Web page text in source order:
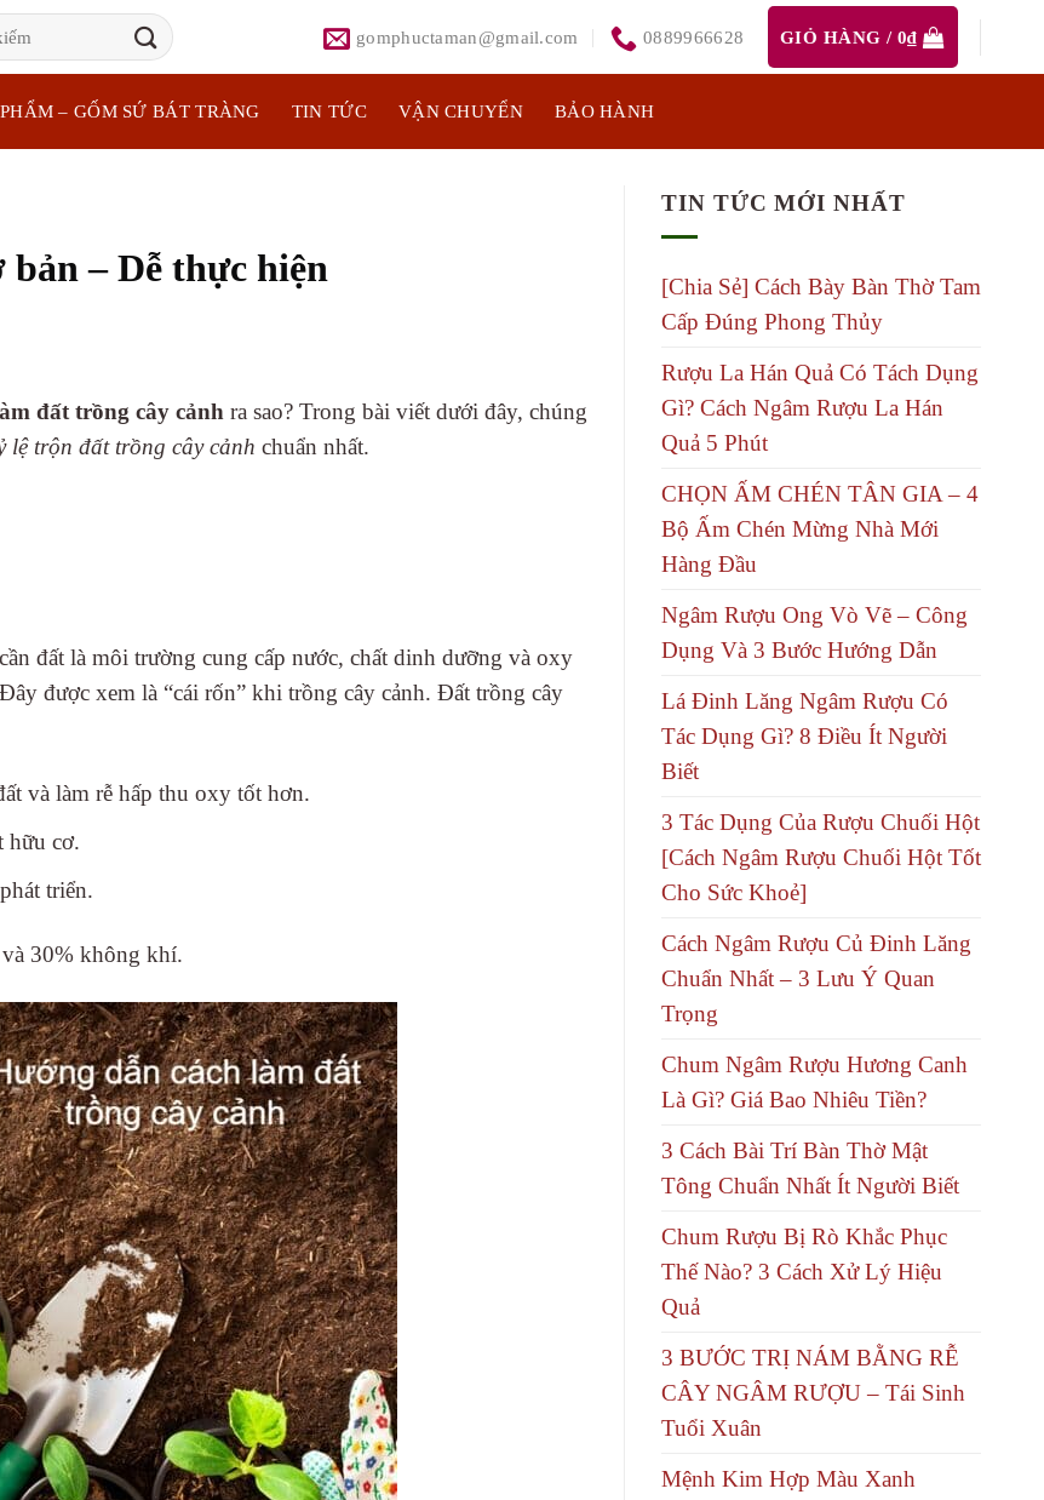
gomphuctaman@gmail.com 0889966628 GIỎ HÀNG / 0₫
– GỐM SỨ BÁT TRÀNG TIN TỨC VẬN CHUYỂN BẢO HÀNH
– Dễ thực hiện
đất trồng cây cảnh ra sao? Trong bài viết dưới đây, chúng
lệ trộn đất trồng cây cảnh chuẩn nhất.
đất là môi trường cung cấp nước, chất dinh dưỡng và oxy
được xem là “cái rốn” khi trồng cây cảnh. Đất trồng cây
và làm rễ hấp thu oxy tốt hơn.
hữu cơ.
triển.
30% không khí.
TIN TỨC MỚI NHẤT
[Chia Sẻ] Cách Bày Bàn Thờ Tam
Cấp Đúng Phong Thủy
Rượu La Hán Quả Có Tách Dụng
Gì? Cách Ngâm Rượu La Hán
Quả 5 Phút
CHỌN ẤM CHÉN TÂN GIA – 4
Bộ Ấm Chén Mừng Nhà Mới
Hàng Đầu
Ngâm Rượu Ong Vò Vẽ – Công
Dụng Và 3 Bước Hướng Dẫn
Lá Đinh Lăng Ngâm Rượu Có
Tác Dụng Gì? 8 Điều Ít Người
Biết
3 Tác Dụng Của Rượu Chuối Hột
[Cách Ngâm Rượu Chuối Hột Tốt
Cho Sức Khoẻ]
Cách Ngâm Rượu Củ Đinh Lăng
Chuẩn Nhất – 3 Lưu Ý Quan
Trọng
Chum Ngâm Rượu Hương Canh
Là Gì? Giá Bao Nhiêu Tiền?
3 Cách Bài Trí Bàn Thờ Mật
Tông Chuẩn Nhất Ít Người Biết
Chum Rượu Bị Rò Khắc Phục
Thế Nào? 3 Cách Xử Lý Hiệu
Quả
3 BƯỚC TRỊ NÁM BẰNG RỄ
CÂY NGÂM RƯỢU – Tái Sinh
Tuổi Xuân
Mệnh Kim Hợp Màu Xanh